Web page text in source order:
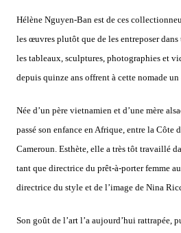
Hélène Nguyen-Ban est de ces
les œuvres plutôt que de les entreposer
les tableaux, sculptures, photographies et
depuis quinze ans offrent à cette nomade
Née d’un père vietnamien et d’une mère
passé son enfance en Afrique, entre la Côte
Cameroun. Esthète, elle a très tôt travaillé
tant que directrice du prêt-à-porter femme
directrice du style et de l’image de Nina
Son goût de l’art l’a aujourd’hui rattrapée,